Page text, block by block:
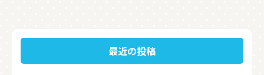
最近の投稿